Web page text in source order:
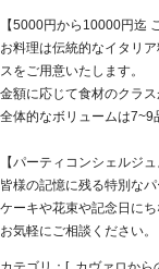
【5000円から10000円迄
お料理は伝統的なイタリ
スをご用意いたします。
金額に応じて食材のクラス
全体的なボリュームは7~9
【パーティコンシェルジュ
皆様の記憶に残る特別な
ケーキや花束や記念日に
お気軽にご相談ください。